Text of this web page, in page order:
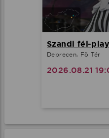
Szandi fél-
Debrecen, Fõ Tér
2026.08.21